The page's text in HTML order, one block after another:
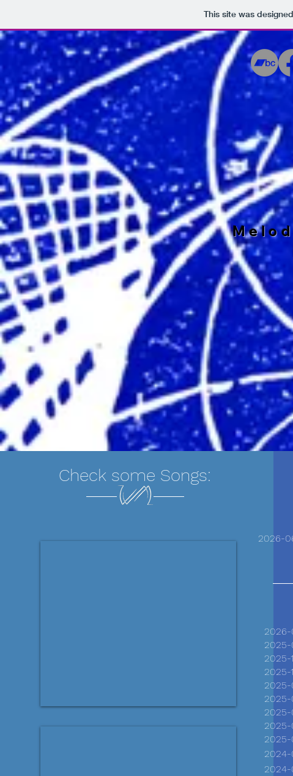
This site was
Check some Songs:
2026-
2026-
2025-
2025-
2025-
2025-
2025-
2024-